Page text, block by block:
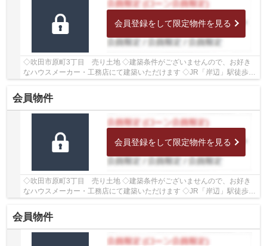
会員登録をして限定物件を見る
◇吹田市原町3丁目 売り土地 ◇建築条件がございませんので、お好き
なハウスメーカー・工務店にて建築いただけます ◇JR「岸辺」駅徒歩
22分 ◇土地面積約100.84坪(333.37㎡) ◇建ぺい率60...
会員物件
会員登録をして限定物件を見る
◇吹田市原町3丁目 売り土地 ◇建築条件がございませんので、お好き
なハウスメーカー・工務店にて建築いただけます ◇JR「岸辺」駅徒歩
20分 ◇JR「吹田」駅バス13分、「吹田高校」停徒歩3...
会員物件